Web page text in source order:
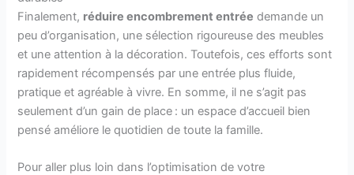
Finalement, réduire encombrement entrée demande un
peu d’organisation, une sélection rigoureuse des meubles
et une attention à la décoration. Toutefois, ces efforts sont
rapidement récompensés par une entrée plus fluide,
pratique et agréable à vivre. En somme, il ne s’agit pas
seulement d’un gain de place : un espace d’accueil bien
pensé améliore le quotidien de toute la famille.
Pour aller plus loin dans l’optimisation de votre